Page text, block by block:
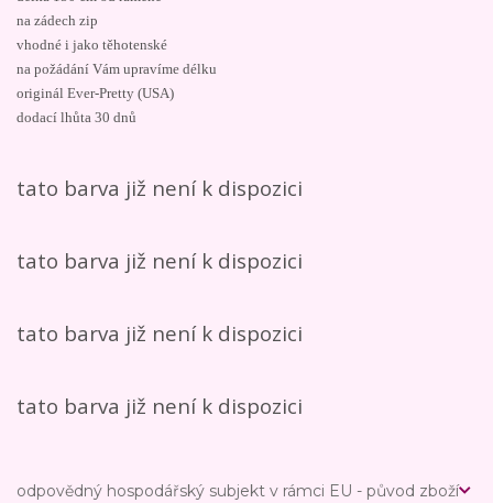
na zádech zip
vhodné i jako těhotenské
na požádání Vám upravíme délku
originál Ever-Pretty (USA)
dodací lhůta 30 dnů
tato barva již není k dispozici
tato barva již není k dispozici
tato barva již není k dispozici
tato barva již není k dispozici
odpovědný hospodářský subjekt v rámci EU - původ zboží